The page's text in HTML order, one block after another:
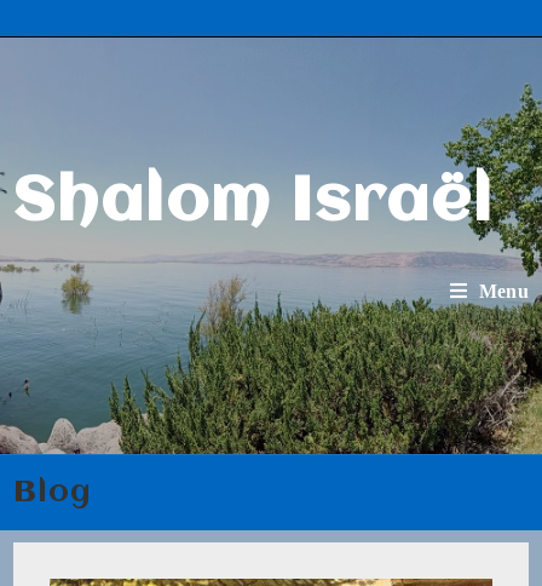
Shalom Israël
Menu
Blog